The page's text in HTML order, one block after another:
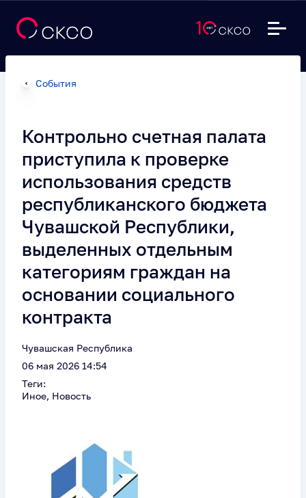
События
Контрольно счетная палата
приступила к проверке
использования средств
республиканского бюджета
Чувашской Республики,
выделенных отдельным
категориям граждан на
основании социального
контракта
Чувашская Республика
06 мая 2026 14:54
Теги:
Иное, Новость